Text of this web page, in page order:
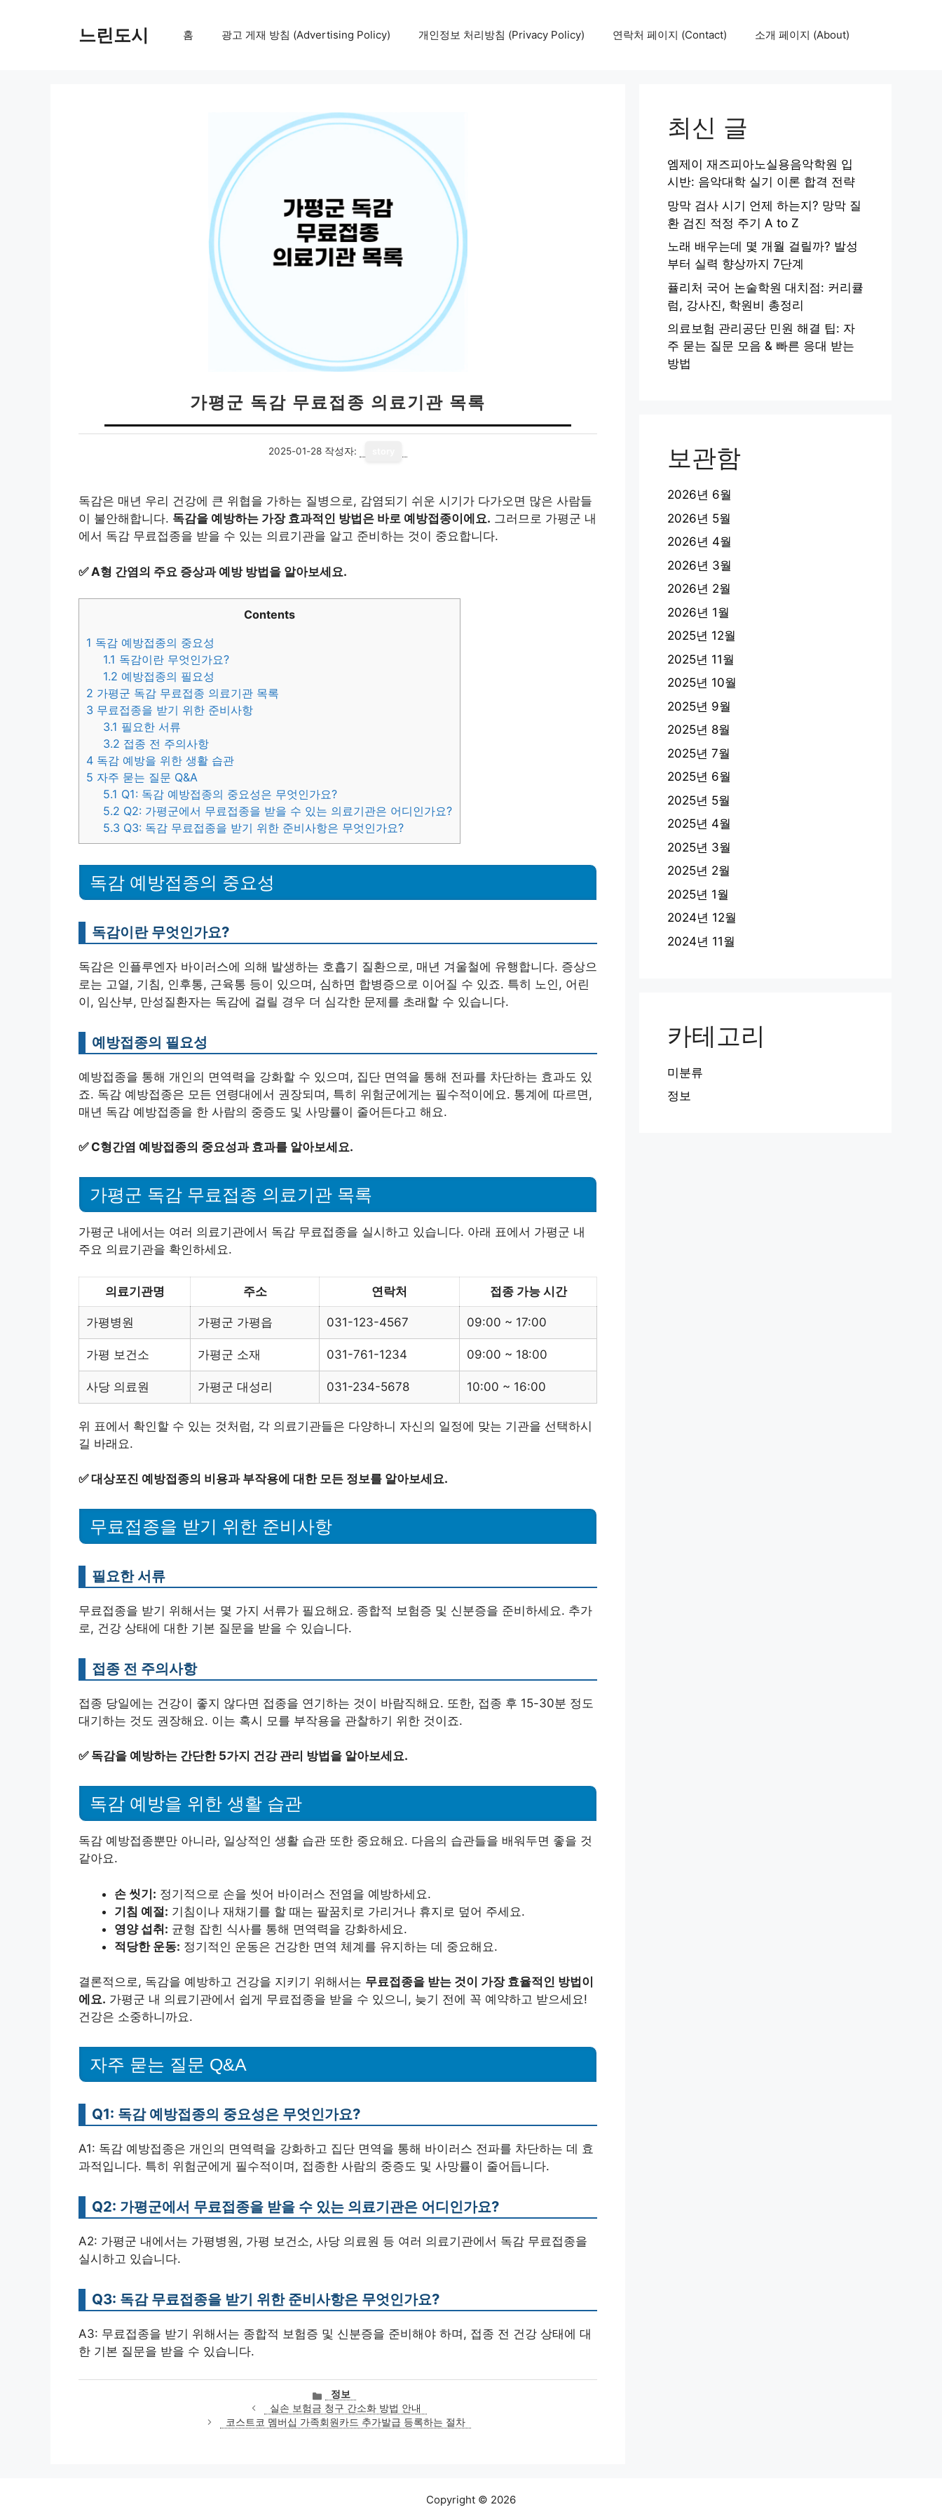
느린도시 홈 광고 게재 방침 (Advertising Policy) 개인정보 처리방침 (Privacy Policy) 연락처 페이지 (Contact) 소개 페이지 (About)
가평군 독감 무료접종 의료기관 목록
2025-01-28 작성자:
독감은 매년 우리 건강에 큰 위협을 가하는 질병으로, 감염되기 쉬운 시기가 다가오면 많은 사람들
이 불안해합니다. 독감을 예방하는 가장 효과적인 방법은 바로 예방접종이에요. 그러므로 가평군 내
에서 독감 무료접종을 받을 수 있는 의료기관을 알고 준비하는 것이 중요합니다.
✅ A형 간염의 주요 증상과 예방 방법을 알아보세요.
Contents
1 독감 예방접종의 중요성
1.1 독감이란 무엇인가요?
1.2 예방접종의 필요성
2 가평군 독감 무료접종 의료기관 목록
3 무료접종을 받기 위한 준비사항
3.1 필요한 서류
3.2 접종 전 주의사항
4 독감 예방을 위한 생활 습관
5 자주 묻는 질문 Q&A
5.1 Q1: 독감 예방접종의 중요성은 무엇인가요?
5.2 Q2: 가평군에서 무료접종을 받을 수 있는 의료기관은 어디인가요?
5.3 Q3: 독감 무료접종을 받기 위한 준비사항은 무엇인가요?
독감 예방접종의 중요성
독감이란 무엇인가요?
독감은 인플루엔자 바이러스에 의해 발생하는 호흡기 질환으로, 매년 겨울철에 유행합니다. 증상으
로는 고열, 기침, 인후통, 근육통 등이 있으며, 심하면 합병증으로 이어질 수 있죠. 특히 노인, 어린
이, 임산부, 만성질환자는 독감에 걸릴 경우 더 심각한 문제를 초래할 수 있습니다.
예방접종의 필요성
예방접종을 통해 개인의 면역력을 강화할 수 있으며, 집단 면역을 통해 전파를 차단하는 효과도 있
죠. 독감 예방접종은 모든 연령대에서 권장되며, 특히 위험군에게는 필수적이에요. 통계에 따르면,
매년 독감 예방접종을 한 사람의 중증도 및 사망률이 줄어든다고 해요.
✅ C형간염 예방접종의 중요성과 효과를 알아보세요.
가평군 독감 무료접종 의료기관 목록
가평군 내에서는 여러 의료기관에서 독감 무료접종을 실시하고 있습니다. 아래 표에서 가평군 내
주요 의료기관을 확인하세요.
의료기관명 주소 연락처 접종 가능 시간
가평병원 가평군 가평읍 031-123-4567 09:00 ~ 17:00
가평 보건소 가평군 소재 031-761-1234 09:00 ~ 18:00
사당 의료원 가평군 대성리 031-234-5678 10:00 ~ 16:00
위 표에서 확인할 수 있는 것처럼, 각 의료기관들은 다양하니 자신의 일정에 맞는 기관을 선택하시
길 바래요.
✅대상포진 예방접종의 비용과 부작용에 대한 모든 정보를 알아보세요.
무료접종을 받기 위한 준비사항
필요한 서류
무료접종을 받기 위해서는 몇 가지 서류가 필요해요. 종합적 보험증 및 신분증을 준비하세요. 추가
로, 건강 상태에 대한 기본 질문을 받을 수 있습니다.
접종 전 주의사항
접종 당일에는 건강이 좋지 않다면 접종을 연기하는 것이 바람직해요. 또한, 접종 후 15-30분 정도
대기하는 것도 권장해요. 이는 혹시 모를 부작용을 관찰하기 위한 것이죠.
✅ 독감을 예방하는 간단한 5가지 건강 관리 방법을 알아보세요.
독감 예방을 위한 생활 습관
독감 예방접종뿐만 아니라, 일상적인 생활 습관 또한 중요해요. 다음의 습관들을 배워두면 좋을 것
같아요.
손 씻기: 정기적으로 손을 씻어 바이러스 전염을 예방하세요.
기침 예절: 기침이나 재채기를 할 때는 팔꿈치로 가리거나 휴지로 덮어 주세요.
영양 섭취: 균형 잡힌 식사를 통해 면역력을 강화하세요.
적당한 운동: 정기적인 운동은 건강한 면역 체계를 유지하는 데 중요해요.
결론적으로, 독감을 예방하고 건강을 지키기 위해서는 무료접종을 받는 것이 가장 효율적인 방법이
에요. 가평군 내 의료기관에서 쉽게 무료접종을 받을 수 있으니, 늦기 전에 꼭 예약하고 받으세요!
건강은 소중하니까요.
자주 묻는 질문 Q&A
Q1: 독감 예방접종의 중요성은 무엇인가요?
A1: 독감 예방접종은 개인의 면역력을 강화하고 집단 면역을 통해 바이러스 전파를 차단하는 데 효
과적입니다. 특히 위험군에게 필수적이며, 접종한 사람의 중증도 및 사망률이 줄어듭니다.
Q2: 가평군에서 무료접종을 받을 수 있는 의료기관은 어디인가요?
A2: 가평군 내에서는 가평병원, 가평 보건소, 사당 의료원 등 여러 의료기관에서 독감 무료접종을
실시하고 있습니다.
Q3: 독감 무료접종을 받기 위한 준비사항은 무엇인가요?
A3: 무료접종을 받기 위해서는 종합적 보험증 및 신분증을 준비해야 하며, 접종 전 건강 상태에 대
한 기본 질문을 받을 수 있습니다.
카
테
고
정보
실손 보험금 청구 간소화 방법 안내
코스트코 멤버십 가족회원카드 추가발급 등록하는 절차
최신 글
엠제이 재즈피아노실용음악학원 입
시반: 음악대학 실기 이론 합격 전략
망막 검사 시기 언제 하는지? 망막 질
환 검진 적정 주기 A to Z
노래 배우는데 몇 개월 걸릴까? 발성
부터 실력 향상까지 7단계
퓰리처 국어 논술학원 대치점: 커리큘
럼, 강사진, 학원비 총정리
의료보험 관리공단 민원 해결 팁: 자
주 묻는 질문 모음 & 빠른 응대 받는
방법
보관함
2026년 6월
2026년 5월
2026년 4월
2026년 3월
2026년 2월
2026년 1월
2025년 12월
2025년 11월
2025년 10월
2025년 9월
2025년 8월
2025년 7월
2025년 6월
2025년 5월
2025년 4월
2025년 3월
2025년 2월
2025년 1월
2024년 12월
2024년 11월
카테고리
미분류
정보
Copyright © 2026